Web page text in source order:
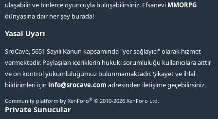
ulaşabilir ve binlerce oyuncuyla buluşabilirsiniz. Efsanevi MMORPG
dünyasına dair her şey burada!
Yasal Uyarı
SroCave, 5651 Sayılı Kanun kapsamında "yer sağlayıcı" olarak hizmet
vermektedir. Paylaşılan içeriklerin hukuki sorumluluğu kullanıcılara aittir
ve ön kontrol yükümlülüğümüz bulunmamaktadır. Şikayet ve ihlal
bildirimleri için info@srocave.com adresinden iletişime geçebilirsiniz.
Community platform by XenForo® © 2010-2026 XenForo Ltd.
Private Sunucular